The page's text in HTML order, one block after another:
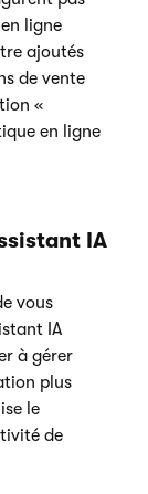
ligne
ajoutés
de vente
«
en ligne
IA
vous
IA
à gérer
plus
le
de